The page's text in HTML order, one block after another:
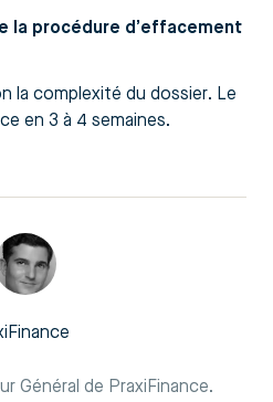
la procédure d’effacement
la complexité du dossier. Le
en 3 à 4 semaines.
Général de PraxiFinance.